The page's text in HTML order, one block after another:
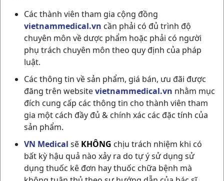
Các thành viên tham gia cộng đồng
vietnammedical.vn cần phải có đủ trình độ
chuyên môn về dược phẩm hoặc phải có người
phụ trách chuyên môn theo quy định của pháp
luật.
Các thông tin về sản phẩm, giá bán, ưu đãi được
đăng trên websitevietnammedical.vn nhằm mục
đích cung cấp các thông tin cho thành viên tham
gia một cách đầy đủ & chính xác các đặc tính của
sản phẩm.
VN Medical sẽ KHÔNG chịu trách nhiệm khi có
bất kỳ hậu quả nào xảy ra do tự ý sử dụng sử
dụng thuốc kê đơn hay thuốc chữa bệnh mà
LINH CHI H20VNA OPC
NSX: OPC
Nhóm hàng:Đông Dược,